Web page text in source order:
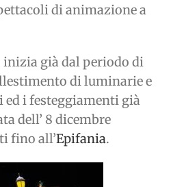
di animazione a
già dal periodo di
di luminarie e
ed i festeggiamenti già
dell’ 8 dicembre
fino all’Epifania.